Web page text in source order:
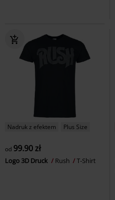
Nadruk z efektem Plus Size
od 99.90 zł
Logo 3D Druck Rush T-Shirt